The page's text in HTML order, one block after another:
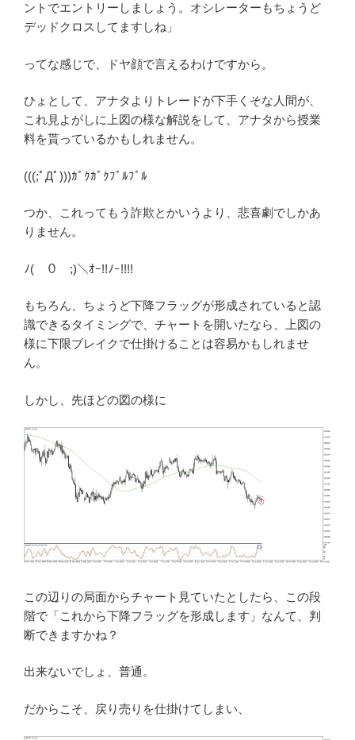
ントでエントリーしましょう。オシレーターもちょうど
デッドクロスしてますしね」
ってな感じで、ドヤ顔で言えるわけですから。
ひょとして、アナタよりトレードが下手くそな人間が、
これ見よがしに上図の様な解説をして、アナタから授業
料を貰っているかもしれません。
(((;ﾟДﾟ)))ｶﾞｸｶﾞｸﾌﾞﾙﾌﾞﾙ
つか、これってもう詐欺とかいうより、悲喜劇でしかあ
りません。
ﾉ(￣０￣;)＼ｵｰ!!ﾉｰ!!!!
もちろん、ちょうど下降フラッグが形成されていると認
識できるタイミングで、チャートを開いたなら、上図の
様に下限ブレイクで仕掛けることは容易かもしれませ
ん。
しかし、先ほどの図の様に
この辺りの局面からチャート見ていたとしたら、この段
階で「これから下降フラッグを形成します」なんて、判
断できますかね？
出来ないでしょ、普通。
だからこそ、戻り売りを仕掛けてしまい、